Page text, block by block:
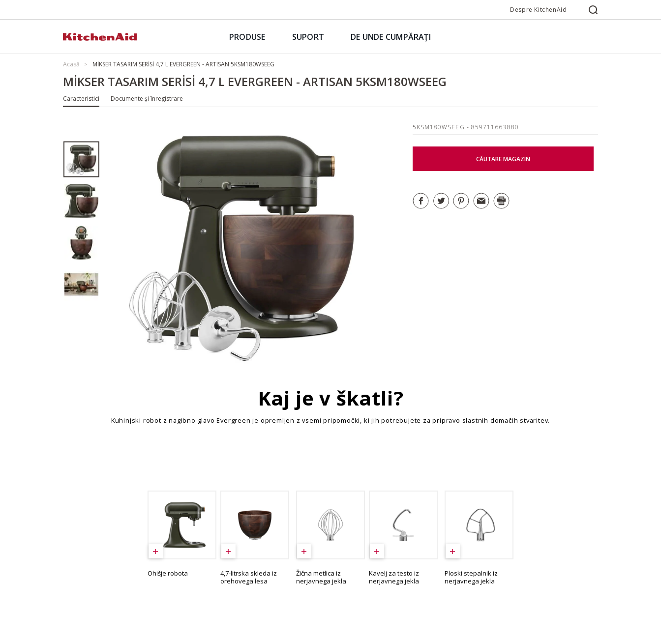
Despre KitchenAid
PRODUSE SUPORT DE UNDE CUMPĂRAȚI
Acasă MİKSER TASARIM SERİSİ 4,7 L EVERGREEN - ARTISAN 5KSM180WSEEG
MİKSER TASARIM SERİSİ 4,7 L EVERGREEN - ARTISAN 5KSM180WSEEG
Caracteristici Documente și înregistrare
5KSM180WSEEG - 859711663880
CĂUTARE MAGAZIN
Kaj je v škatli?
Kuhinjski robot z nagibno glavo Evergreen je opremljen z vsemi pripomočki, ki jih potrebujete za pripravo slastnih domačih stvaritev.
Ohišje robota
4,7-litrska skleda iz
orehovega lesa
Žična metlica iz
nerjavnega jekla
Kavelj za testo iz
nerjavnega jekla
Ploski stepalnik iz
nerjavnega jekla